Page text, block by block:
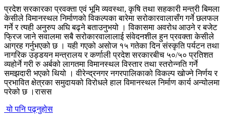
प्रदेश सरकारका प्रवक्ता एवं भूमि व्यवस्था, कृषि तथा सहकारी मन्त्री बिमला
केसीले विमानस्थल निर्माणको विकल्पका बारेमा सरोकारवालासँग गर्ने छलफल
गर्ने र त्यही अनुरुप अघि बढ्ने बताउनुभयो । विकासमा अवरोध आउने र बजेट
फ्रिज जाने सवालमा सबै सरोकारवालालाई संवेदनशील हुन प्रवक्ता केसीले
आग्रह गर्नुभएको छ । यही गएको असोज १५ गतेका दिन संस्कृति पर्यटन तथा
नागरिक उड्डयन मन्त्रालय र कर्णाली प्रदेश सरकारबीच ५०/५० प्रतिशत
व्यहोर्ने गरी रु अर्बको लागतमा विमानस्थल विस्तार तथा स्तरोन्नति गर्ने
समझदारी भएको थियो । वीरेन्द्रनगर नगरपालिकाको विकल्प खोज्ने निर्णय र
प्रभावित क्षेत्रका समुदायको विरोधले हाल विमानस्थल निर्माण कार्य अन्योलमा
परेको छ ।रासस
यो पनि पढ्नुहोस